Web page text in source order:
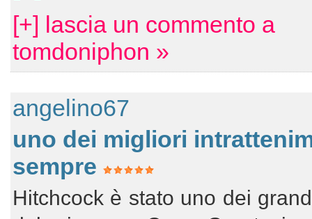
[+] lascia un commento a
tomdoniphon »
angelino67
uno dei migliori
sempre
Hitchcock è stato uno dei